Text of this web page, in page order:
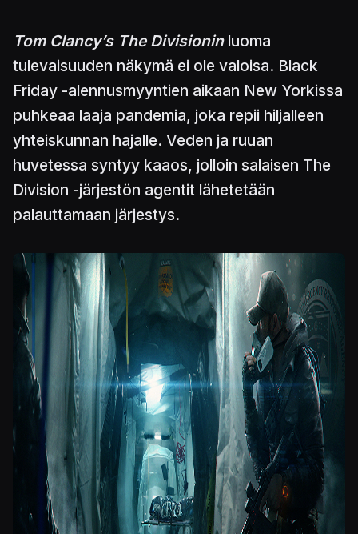
Tom Clancy’s The Divisionin luoma
tulevaisuuden näkymä ei ole valoisa. Black
Friday -alennusmyyntien aikaan New Yorkissa
puhkeaa laaja pandemia, joka repii hiljalleen
yhteiskunnan hajalle. Veden ja ruuan
huvetessa syntyy kaaos, jolloin salaisen The
Division -järjestön agentit lähetetään
palauttamaan järjestys.